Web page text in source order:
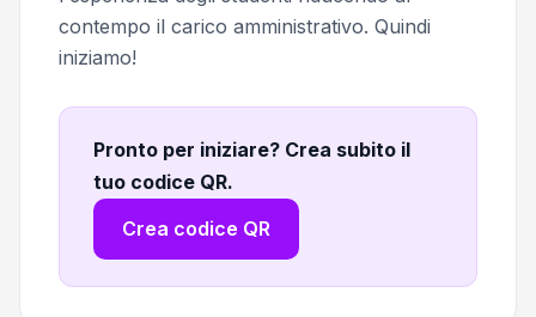
contempo il carico amministrativo. Quindi
iniziamo!
Pronto per iniziare? Crea subito il
tuo codice QR.
Crea codice QR